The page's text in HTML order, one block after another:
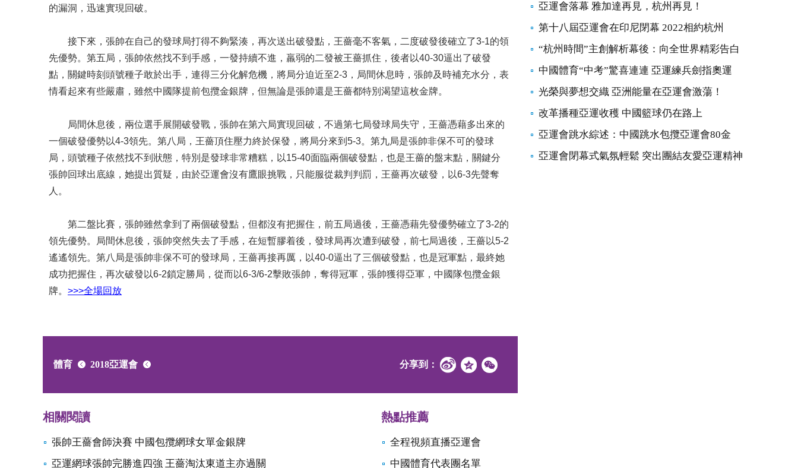
的漏洞，迅速實現回破。
接下來，張帥在自己的發球局打得不夠緊湊，再次送出破發點，王薔毫不客氣，二度破發後確立了3-1的領
先優勢。第五局，張帥依然找不到手感，一發持續不進，羸弱的二發被王薔抓住，後者以40-30逼出了破發
點，關鍵時刻頭號種子敢於出手，連得三分化解危機，將局分迫近至2-3，局間休息時，張帥及時補充水分，表
情看起來有些嚴肅，雖然中國隊提前包攬金銀牌，但無論是張帥還是王薔都特別渴望這枚金牌。
局間休息後，兩位選手展開破發戰，張帥在第六局實現回破，不過第七局發球局失守，王薔憑藉多出來的
一個破發優勢以4-3領先。第八局，王薔頂住壓力終於保發，將局分來到5-3。第九局是張帥非保不可的發球
局，頭號種子依然找不到狀態，特別是發球非常糟糕，以15-40面臨兩個破發點，也是王薔的盤末點，關鍵分
張帥回球出底線，她提出質疑，由於亞運會沒有鷹眼挑戰，只能服從裁判判罰，王薔再次破發，以6-3先聲奪
人。
第二盤比賽，張帥雖然拿到了兩個破發點，但都沒有把握住，前五局過後，王薔憑藉先發優勢確立了3-2的
領先優勢。局間休息後，張帥突然失去了手感，在短暫膠着後，發球局再次遭到破發，前七局過後，王薔以5-2
遙遙領先。第八局是張帥非保不可的發球局，王薔再接再厲，以40-0逼出了三個破發點，也是冠軍點，最終她
成功把握住，再次破發以6-2鎖定勝局，從而以6-3/6-2擊敗張帥，奪得冠軍，張帥獲得亞軍，中國隊包攬金銀
牌。 >>>全場回放
體育 2018亞運會 分享到：
相關閱讀
張帥王薔會師決賽 中國包攬網球女單金銀牌
亞運網球張帥完勝進四強 王薔淘汰東道主亦過關
熱點推薦
全程視頻直播亞運會
中國體育代表團名單
亞運會落幕 雅加達再見，杭州再見！
第十八屆亞運會在印尼閉幕 2022相約杭州
“杭州時間”主創解析幕後：向全世界精彩告白
中國體育“中考”驚喜連連 亞運練兵劍指奧運
光榮與夢想交織 亞洲能量在亞運會激蕩！
改革播種亞運收穫 中國籃球仍在路上
亞運會跳水綜述：中國跳水包攬亞運會80金
亞運會閉幕式氣氛輕鬆 突出團結友愛亞運精神